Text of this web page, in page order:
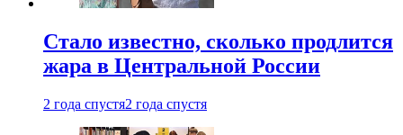
Стало известно, сколько продлится
жара в Центральной России
2 года спустя2 года спустя